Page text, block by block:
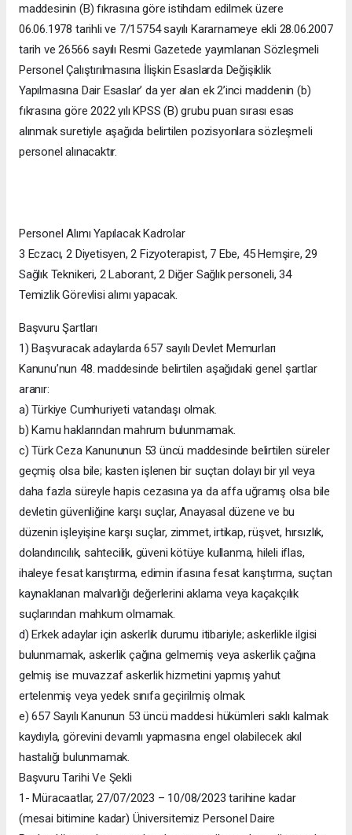
maddesinin (B) fıkrasına göre istihdam edilmek üzere
06.06.1978 tarihli ve 7/15754 sayılı Kararnameye ekli 28.06.2007
tarih ve 26566 sayılı Resmi Gazetede yayımlanan Sözleşmeli
Personel Çalıştırılmasına İlişkin Esaslarda Değişiklik
Yapılmasına Dair Esaslar’ da yer alan ek 2’inci maddenin (b)
fıkrasına göre 2022 yılı KPSS (B) grubu puan sırası esas
alınmak suretiyle aşağıda belirtilen pozisyonlara sözleşmeli
personel alınacaktır.
Personel Alımı Yapılacak Kadrolar
3 Eczacı, 2 Diyetisyen, 2 Fizyoterapist, 7 Ebe, 45 Hemşire, 29
Sağlık Teknikeri, 2 Laborant, 2 Diğer Sağlık personeli, 34
Temizlik Görevlisi alımı yapacak.
Başvuru Şartları
1) Başvuracak adaylarda 657 sayılı Devlet Memurları
Kanunu’nun 48. maddesinde belirtilen aşağıdaki genel şartlar
aranır:
a) Türkiye Cumhuriyeti vatandaşı olmak.
b) Kamu haklarından mahrum bulunmamak.
c) Türk Ceza Kanununun 53 üncü maddesinde belirtilen süreler
geçmiş olsa bile; kasten işlenen bir suçtan dolayı bir yıl veya
daha fazla süreyle hapis cezasına ya da affa uğramış olsa bile
devletin güvenliğine karşı suçlar, Anayasal düzene ve bu
düzenin işleyişine karşı suçlar, zimmet, irtikap, rüşvet, hırsızlık,
dolandırıcılık, sahtecilik, güveni kötüye kullanma, hileli iflas,
ihaleye fesat karıştırma, edimin ifasına fesat karıştırma, suçtan
kaynaklanan malvarlığı değerlerini aklama veya kaçakçılık
suçlarından mahkum olmamak.
d) Erkek adaylar için askerlik durumu itibariyle; askerlikle ilgisi
bulunmamak, askerlik çağına gelmemiş veya askerlik çağına
gelmiş ise muvazzaf askerlik hizmetini yapmış yahut
ertelenmiş veya yedek sınıfa geçirilmiş olmak.
e) 657 Sayılı Kanunun 53 üncü maddesi hükümleri saklı kalmak
kaydıyla, görevini devamlı yapmasına engel olabilecek akıl
hastalığı bulunmamak.
Başvuru Tarihi Ve Şekli
1- Müracaatlar, 27/07/2023 – 10/08/2023 tarihine kadar
(mesai bitimine kadar) Üniversitemiz Personel Daire